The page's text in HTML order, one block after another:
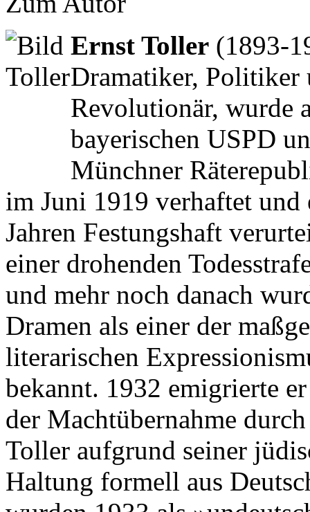
Ernst Toller (1893-
Dramatiker, Politiker
Revolutionär, wurde
bayerischen USPD
Münchner
im Juni 1919 verhaftet
Jahren Festungshaft
einer drohenden
und mehr noch danach
Dramen als einer der
literarischen
bekannt. 1932 emigrierte
der Machtübernahme
Toller aufgrund seiner
Haltung formell aus